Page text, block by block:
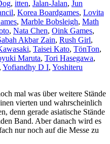
, itten, Jalan-Jalan, Jun
, Korea Boardgames, Lovita
, Marble Bobsleigh, Math
, Nata Chen, Oink Games,
Akbar Zain, Rush Girl,
, Taisei Kato, TönTon,
Maruta, Tori Hasegawa,
, Yofiandhy D I, Yoshiteru
mal was über weitere Stände
vierten und wahrscheinlich
denn gerade asiatische Stände
Band. Aber danach wird es
nur noch auf die Messe zu